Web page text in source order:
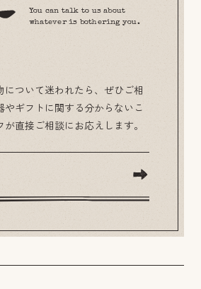
You can talk to us about
whatever is bothering you.
について迷われたら、ぜひご相
やギフトに関する分からないこ
が直接ご相談にお応えします。